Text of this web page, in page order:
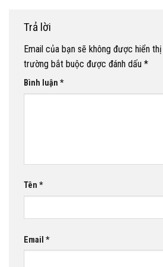
Trả lời
Email của bạn sẽ không được hiển
trường bắt buộc được đánh dấu *
Bình luận *
Tên *
Email *